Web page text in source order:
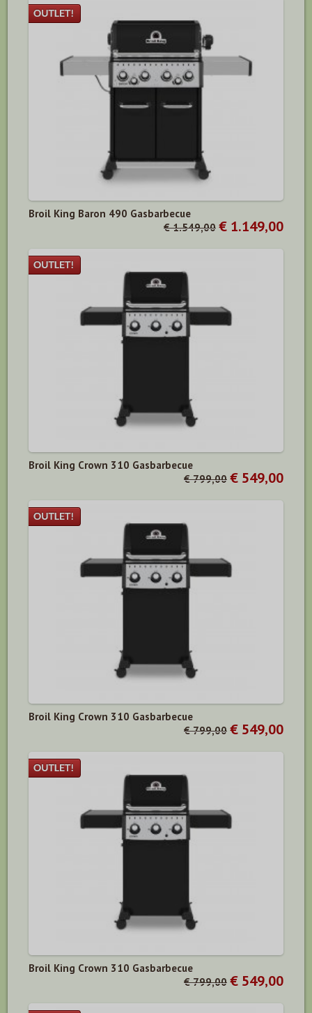
Broil King Baron 490 Gasbarbecue
€ 1.549,00 € 1.149,00
Broil King Crown 310 Gasbarbecue
€ 799,00 € 549,00
Broil King Crown 310 Gasbarbecue
€ 799,00 € 549,00
Broil King Crown 310 Gasbarbecue
€ 799,00 € 549,00